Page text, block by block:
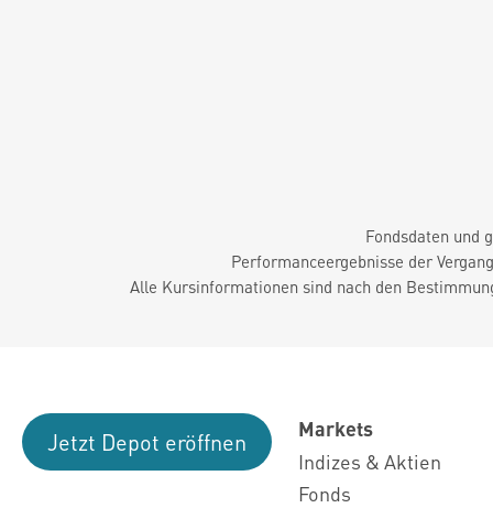
Fondsdaten und
Performanceergebnisse der
Alle Kursinformationen sind nach den
Jetzt Depot eröffnen
Markets
Indizes & Aktien
Fonds